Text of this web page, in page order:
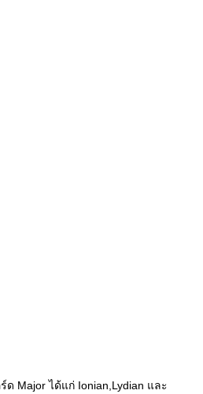
Major ได้แก่ Ionian,Lydian และ